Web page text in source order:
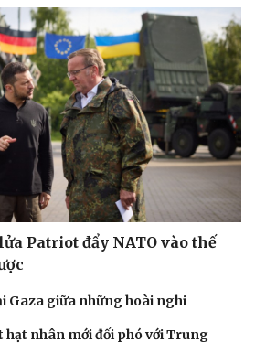
Patriot đẩy NATO vào thế
Gaza giữa những hoài nghi
hạt nhân mới đối phó với Trung